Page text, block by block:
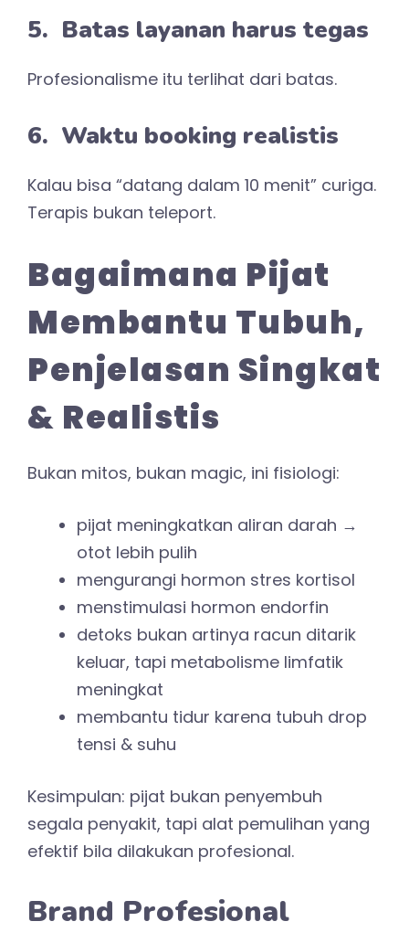
5. Batas layanan harus tegas
Profesionalisme itu terlihat dari batas.
6. Waktu booking realistis
Kalau bisa “datang dalam 10 menit” curiga.
Terapis bukan teleport.
Bagaimana Pijat
Membantu Tubuh,
Penjelasan Singkat
& Realistis
Bukan mitos, bukan magic, ini fisiologi:
pijat meningkatkan aliran darah →
otot lebih pulih
mengurangi hormon stres kortisol
menstimulasi hormon endorfin
detoks bukan artinya racun ditarik
keluar, tapi metabolisme limfatik
meningkat
membantu tidur karena tubuh drop
tensi & suhu
Kesimpulan: pijat bukan penyembuh
segala penyakit, tapi alat pemulihan yang
efektif bila dilakukan profesional.
Brand Profesional